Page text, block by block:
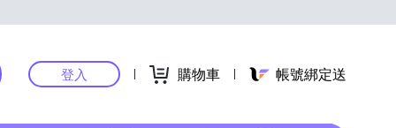
登入 購物車 帳號綁定送